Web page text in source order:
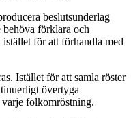
beslutsunderlag
behöva förklara och
för att förhandla med
Istället för att samla röster
övertyga
folkomröstning.